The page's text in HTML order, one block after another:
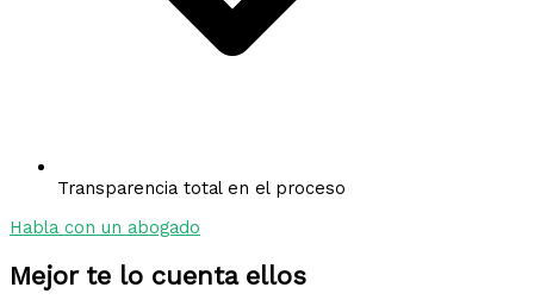
Transparencia total en el proceso
Habla con un abogado
Mejor te lo cuenta ellos